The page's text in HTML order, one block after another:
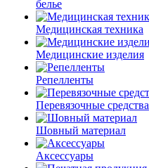
белье
Медицинская техника
Медицинские изделия
Репелленты
Перевязочные средства
Шовный материал
Аксессуары